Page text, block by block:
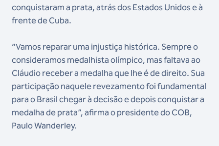
conquistaram a prata, atrás dos Estados Unidos e à
frente de Cuba.
“Vamos reparar uma injustiça histórica. Sempre o
consideramos medalhista olímpico, mas faltava ao
Cláudio receber a medalha que lhe é de direito. Sua
participação naquele revezamento foi fundamental
para o Brasil chegar à decisão e depois conquistar a
medalha de prata”, afirma o presidente do COB,
Paulo Wanderley.